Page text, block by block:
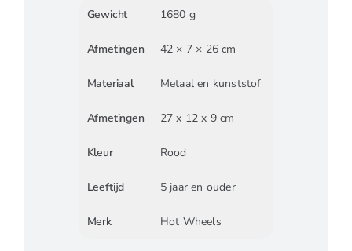
Gewicht 1680 g
Afmetingen 42 × 7 × 26 cm
Materiaal Metaal en kunststof
Afmetingen 27 x 12 x 9 cm
Kleur Rood
Leeftijd 5 jaar en ouder
Merk Hot Wheels